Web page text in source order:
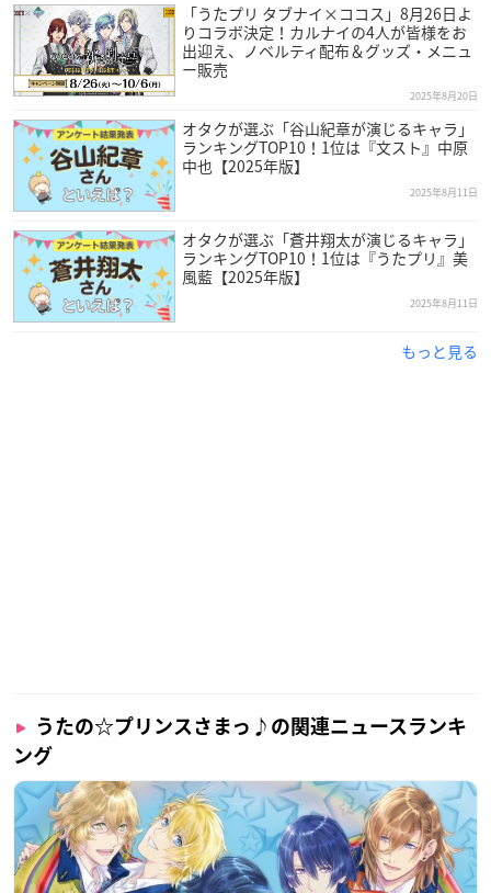
「うたプリ タブナイ×ココス」8月26日よ
りコラボ決定！カルナイの4人が皆様をお
出迎え、ノベルティ配布＆グッズ・メニュ
ー販売
2025年8月20日
オタクが選ぶ「谷山紀章が演じるキャラ」
ランキングTOP10！1位は『文スト』中原
中也【2025年版】
2025年8月11日
オタクが選ぶ「蒼井翔太が演じるキャラ」
ランキングTOP10！1位は『うたプリ』美
風藍【2025年版】
2025年8月11日
もっと見る
うたの☆プリンスさまっ♪の関連ニュースランキ
ング